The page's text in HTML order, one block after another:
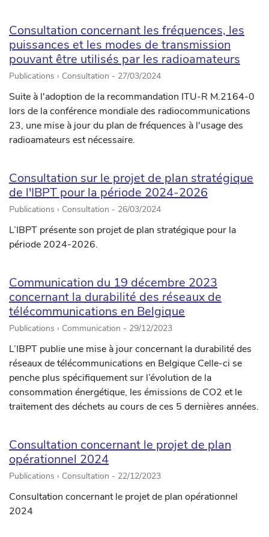
Consultation concernant les fréquences, les
puissances et les modes de transmission
pouvant être utilisés par les radioamateurs
Publications › Consultation - 27/03/2024
Suite à l'adoption de la recommandation ITU-R M.2164-0
lors de la conférence mondiale des radiocommunications
23, une mise à jour du plan de fréquences à l'usage des
radioamateurs est nécessaire.
Consultation sur le projet de plan stratégique
de l'IBPT pour la période 2024-2026
Publications › Consultation - 26/03/2024
L’IBPT présente son projet de plan stratégique pour la
période 2024-2026.
Communication du 19 décembre 2023
concernant la durabilité des réseaux de
télécommunications en Belgique
Publications › Communication - 29/12/2023
L’IBPT publie une mise à jour concernant la durabilité des
réseaux de télécommunications en Belgique Celle-ci se
penche plus spécifiquement sur l’évolution de la
consommation énergétique, les émissions de CO2 et le
traitement des déchets au cours de ces 5 dernières années.
Consultation concernant le projet de plan
opérationnel 2024
Publications › Consultation - 22/12/2023
Consultation concernant le projet de plan opérationnel
2024